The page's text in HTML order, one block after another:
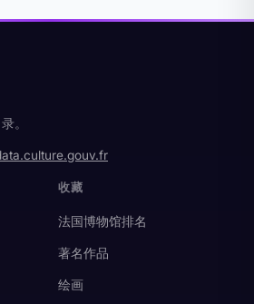
。
收藏
法国博物馆排名
著名作品
绘画